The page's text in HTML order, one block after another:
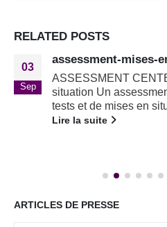
RELATED POSTS
03
Sep
assessment-mises-
ASSESSMENT
situation Un
tests et de mises en
Lire la suite
ARTICLES DE PRESSE